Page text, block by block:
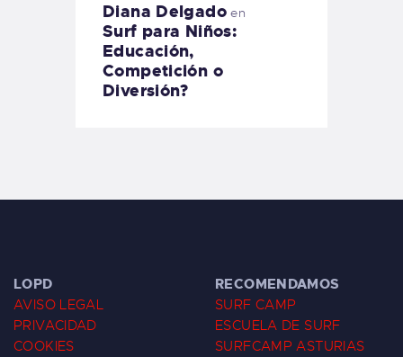
Diana Delgadoen
Surf para Niños:
Educación,
Competición o
Diversión?
LOPD
AVISO LEGAL
PRIVACIDAD
COOKIES
RECOMENDAMOS
SURF CAMP
ESCUELA DE SURF
SURFCAMP ASTURIAS